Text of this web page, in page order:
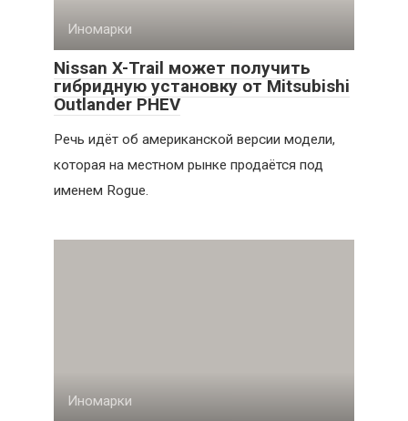
Иномарки
Nissan X-Trail может получить
гибридную установку от Mitsubishi
Outlander PHEV
Речь идёт об американской версии модели,
которая на местном рынке продаётся под
именем Rogue.
Иномарки